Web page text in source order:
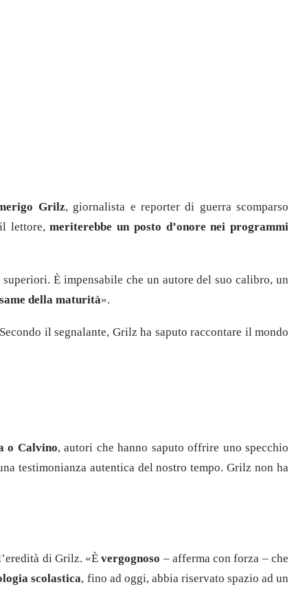
Grilz, giornalista e reporter di guerra scomparso
il lettore,meriterebbe un posto d’onore nei programmi
È impensabile che un autore del suo calibro, un
della maturità».
il segnalante, Grilz ha saputo raccontare il mondo
o Calvino, autori che hanno saputo offrire uno specchio
testimonianza autentica del nostro tempo. Grilz non ha
di Grilz. «Èvergognoso – afferma con forza – che
scolastica, fino ad oggi, abbia riservato spazio ad un